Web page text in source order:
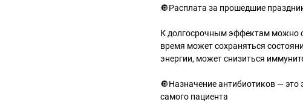
🔘Расплата за прошедшие
К долгосрочным эффектам можно
время может сохраняться
энергии, может снизиться
🔘Назначение антибиотиков —
самого пациента